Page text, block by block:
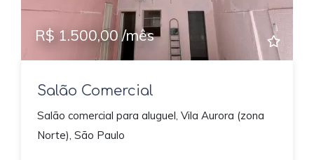
R$ 1.500,00 /mês
Salão Comercial
Salão comercial para aluguel, Vila Aurora (zona
Norte), São Paulo